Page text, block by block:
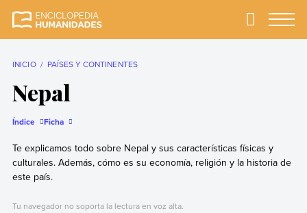
completa y más
Primary
INICIO PAÍSES Y CONTINENTES
Nepal
Índice Ficha
Te explicamos todo sobre Nepal y sus características físicas y
culturales. Además, cómo es su economía, religión y la historia de
este país.
Tu navegador no soporta la lectura en voz alta.